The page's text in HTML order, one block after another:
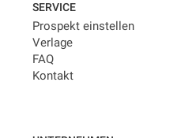
SERVICE
Prospekt einstellen
Verlage
FAQ
Kontakt